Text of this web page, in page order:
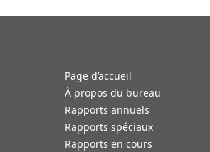
Page d’accueil
À propos du bureau
Rapports annuels
Rapports spéciaux
Rapports en cours